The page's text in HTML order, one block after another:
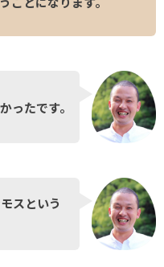
ったです。
スという